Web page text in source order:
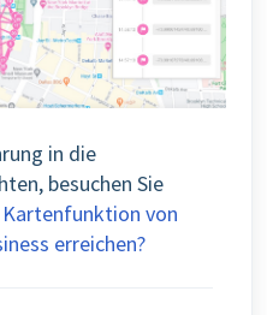
in die
besuchen Sie
von
erreichen?